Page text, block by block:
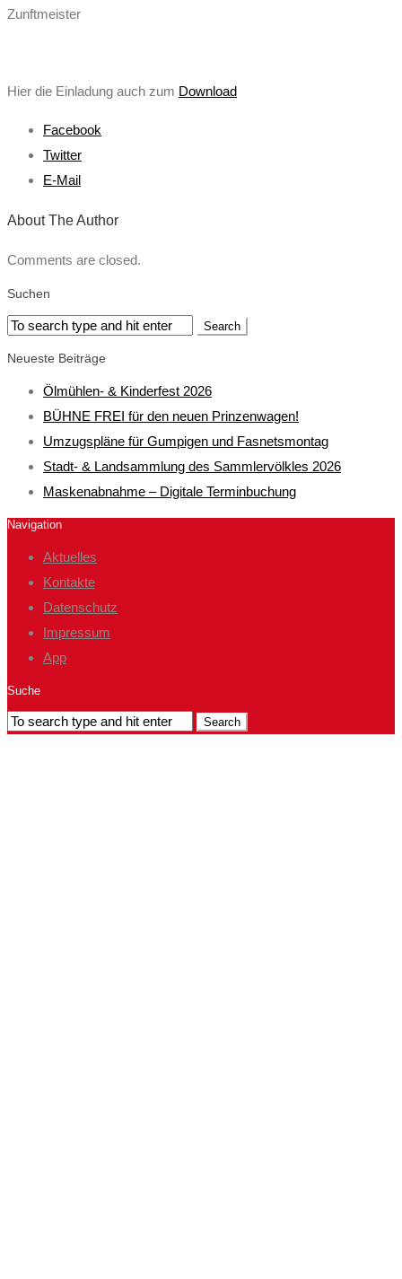
Zunftmeister
Hier die Einladung auch zum Download
Facebook
Twitter
E-Mail
About The Author
Comments are closed.
Suchen
Neueste Beiträge
Ölmühlen- & Kinderfest 2026
BÜHNE FREI für den neuen Prinzenwagen!
Umzugspläne für Gumpigen und Fasnetsmontag
Stadt- & Landsammlung des Sammlervölkles 2026
Maskenabnahme – Digitale Terminbuchung
Navigation
Aktuelles
Kontakte
Datenschutz
Impressum
App
Suche